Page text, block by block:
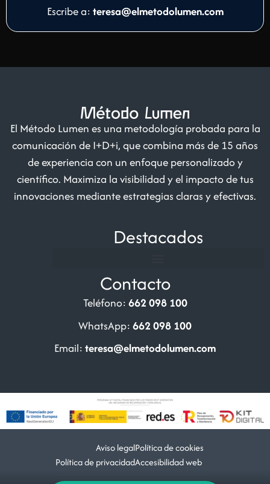
Escribe a: teresa@elmetodolumen.com
El Método Lumen es una metodología probada para la
comunicación de I+D+i, que combina más de 15 años
de experiencia con un enfoque personalizado y
científico. Maximiza la visibilidad y el impacto de tus
innovaciones mediante estrategias claras y efectivas.
Destacados
Contacto
Teléfono: 662 098 100
WhatsApp: 662 098 100
Email: teresa@elmetodolumen.com
Aviso legal
Política de privacidad
Política de cookies
Accesibilidad web